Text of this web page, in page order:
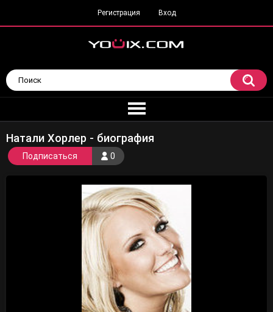
Регистрация Вход
Натали Хорлер - биография
0
Подписаться